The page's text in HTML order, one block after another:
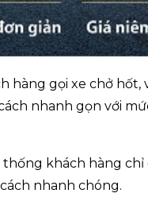
hàng gọi xe chở hốt,
nhanh gọn với
khách hàng chỉ
nhanh chóng.